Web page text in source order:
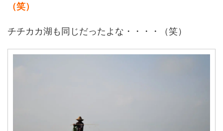
（笑）
チチカカ湖も同じだったよな・・・・（笑）